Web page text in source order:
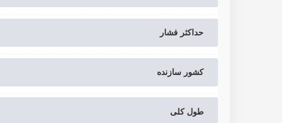
حداکثر فشار
کشور سازنده
طول کلی